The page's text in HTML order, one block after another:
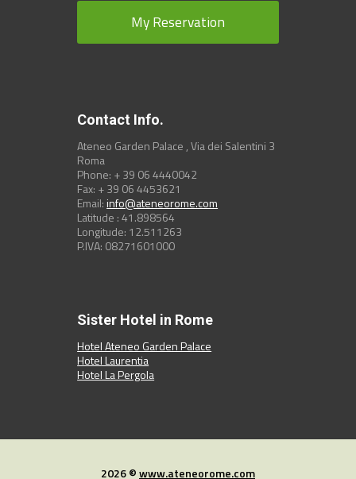
My Reservation
Contact Info.
Ateneo Garden Palace , Via dei Salentini 3
Roma
Phone: + 39 06 4440042
Fax: + 39 06 4453621
Email:info@ateneorome.com
Latitude : 41.898564
Longitude: 12.511263
P.IVA: 08271601000
Sister Hotel in Rome
Hotel Ateneo Garden Palace
Hotel Laurentia
Hotel La Pergola
2026 ©www.ateneorome.com